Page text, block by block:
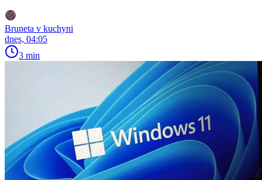
Bruneta v kuchyni
dnes, 04:05
3 min